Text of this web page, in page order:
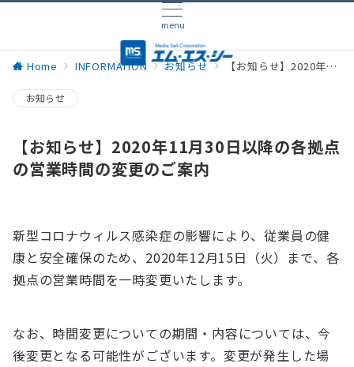
menu
Home INFORMATION お知らせ 【お知らせ】2020年11月30日以降の各拠点の営業時間の変更のご案内
お知らせ
【お知らせ】2020年11月30日以降の各拠点
の営業時間の変更のご案内
新型コロナウィルス感染症の影響により、従業員の健
康と安全確保のため、2020年12月15日（火）まで、各
拠点の営業時間を一時変更いたします。
なお、時間変更についての期間・内容については、今
後変更となる可能性がございます。変更が発生した場